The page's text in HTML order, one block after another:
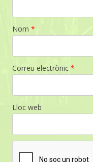
Nom *
Correu electrònic *
Lloc web